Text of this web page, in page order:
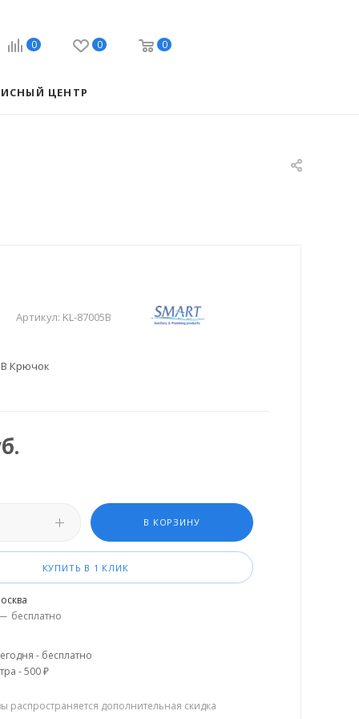
0 0 0
ЦЕНТР
Артикул: KL-87005B
Крючок
В КОРЗИНУ
КУПИТЬ В 1 КЛИК
бесплатно
- бесплатно
- 500 ₽
распространяется дополнительная скидка